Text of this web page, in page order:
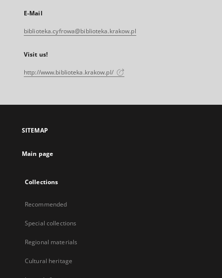
E-Mail
biblioteka.cyfrowa@biblioteka.krakow.pl
Visit us!
http://www.biblioteka.krakow.pl/
SITEMAP
Main page
Collections
Recommended
Special collections
Regional materials
Cultural heritage